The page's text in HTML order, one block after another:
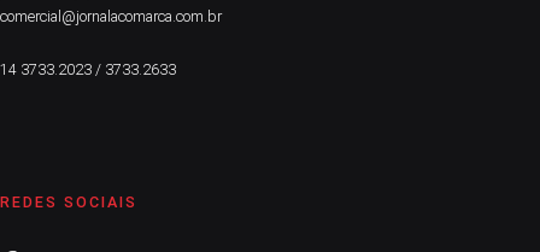
comercial@jornalacomarca.com.br
14 3733.2023 / 3733.2633
REDES SOCIAIS